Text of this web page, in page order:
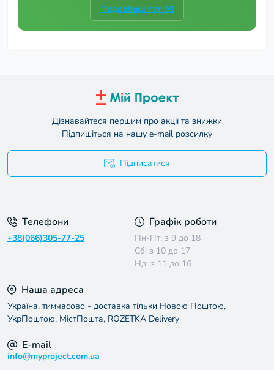
Подробиці тут ✉️
Дізнавайтеся першим про акції та знижки
Підпишіться на нашу e-mail розсилку
Підписатися
Телефони
+38(066)305-77-25
Графік роботи
Пн-Пт: з 9 до 18
Сб: з 10 до 17
Нд: з 11 до 16
Наша адреса
Україна, тимчасово - доставка тільки Новою Поштою,
УкрПоштою, МістПошта, ROZETKA Delivery
E-mail
info@myproject.com.ua